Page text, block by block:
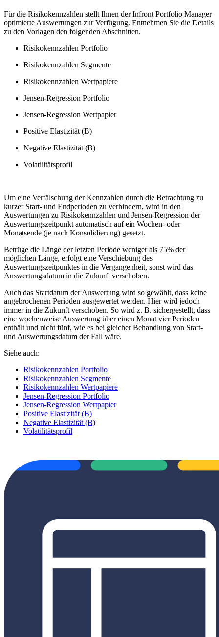
Für die Risikokennzahlen stellt Ihnen der Infront Portfolio Manager
optimierte Auswertungen zur Verfügung. Entnehmen Sie die Details
zu den Vorlagen den folgenden Abschnitten.
Risikokennzahlen Portfolio
Risikokennzahlen Segmente
Risikokennzahlen Wertpapiere
Jensen-Regression Portfolio
Jensen-Regression Wertpapier
Positive Elastizität (B)
Negative Elastizität (B)
Volatilitätsprofil
Um eine Verfälschung der Kennzahlen durch die Betrachtung zu
kurzer Start- und Endperioden zu verhindern, wird in den
Auswertungen zu Risikokennzahlen und Jensen-Regression der
Auswertungszeitpunkt automatisch auf ein Wochen- oder
Monatsende (je nach Konsolidierung) gesetzt.
Betrüge die Länge der letzten Periode weniger als 75% der
möglichen Länge, erfolgt eine Verschiebung des
Auswertungszeitpunktes in die Vergangenheit, sonst wird das
Auswertungsdatum in die Zukunft verschoben.
Auch das Startdatum der Auswertung wird so gewählt, dass keine
angebrochenen Perioden ausgewertet werden. Hier wird jedoch
immer in die Zukunft verschoben. So wird z. B. sichergestellt, dass
eine wochenweise Auswertung über einen Monat vier Perioden
enthält und nicht fünf, wie es bei gleicher Behandlung von Start-
und Auswertungsdatum der Fall wäre.
Siehe auch:
Risikokennzahlen Portfolio
Risikokennzahlen Segmente
Risikokennzahlen Wertpapiere
Jensen-Regression Portfolio
Jensen-Regression Wertpapier
Positive Elastizität (B)
Negative Elastizität (B)
Volatilitätsprofil